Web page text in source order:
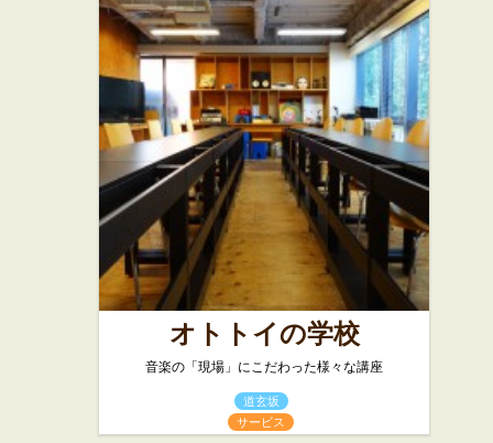
オトトイの学校
音楽の「現場」にこだわった様々な講座
道玄坂
サービス